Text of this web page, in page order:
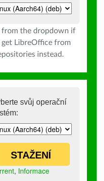
from the dropdown if
LibreOffice from
instead.
svůj operační
STAŽENÍ
, Informace